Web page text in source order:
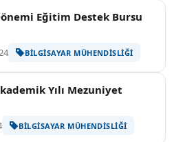
Eğitim Destek Bursu
BILGISAYAR MÜHENDISLIĞI
Yılı Mezuniyet
BILGISAYAR MÜHENDISLIĞI